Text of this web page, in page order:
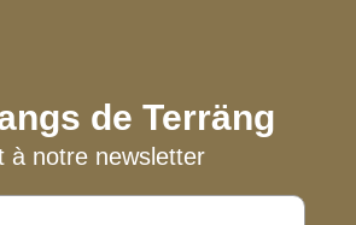
de Terräng
à notre newsletter